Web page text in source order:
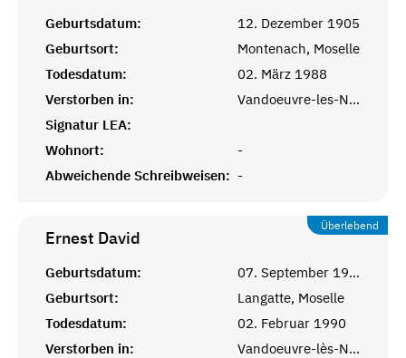
Geburtsdatum:
12. Dezember 1905
Geburtsort:
Montenach, Moselle
Todesdatum:
02. März 1988
Verstorben in:
Vandoeuvre-les-Nancy, Meurthe-et-Moselle
Signatur LEA:
Wohnort:
-
Abweichende Schreibweisen: -
Überlebend
Ernest David
Geburtsdatum:
07. September 1911
Geburtsort:
Langatte, Moselle
Todesdatum:
02. Februar 1990
Verstorben in:
Vandoeuvre-lès-Nancy, Meurthe-et-Moselle